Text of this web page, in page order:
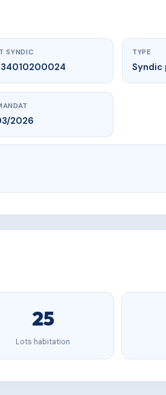
SYNDIC TYPE
Syndic
2026
25
Lots habitation